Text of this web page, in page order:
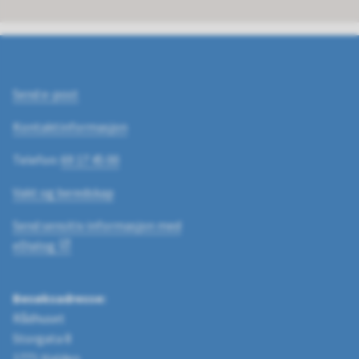
Send e-post
Kontaktinformasjon
Telefon: 69 17 45 00
Vakt og beredskap
Send sensitiv informasjon med
eDialog
Besøksadresse:
Rådhuset
Storgata 8